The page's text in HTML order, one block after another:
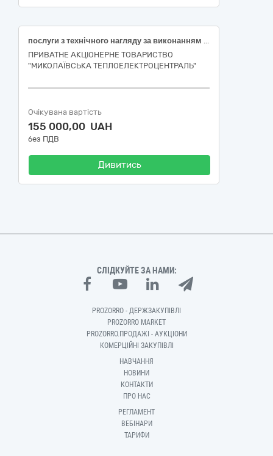
послуги з технічного нагляду за виконанням робіт по об’єкту: «Реконструкція ВРУ-35 кВ із заміною трансформатора 1Т типу ТД-31500/35 на ПрАТ «МИКОЛАЇВСЬКА ТЕЦ»
ПРИВАТНЕ АКЦІОНЕРНЕ ТОВАРИСТВО
"МИКОЛАЇВСЬКА ТЕПЛОЕЛЕКТРОЦЕНТРАЛЬ"
Очікувана вартість
155 000,00 UAH
без ПДВ
Дивитись
СЛІДКУЙТЕ ЗА НАМИ:
PROZORRO - ДЕРЖЗАКУПІВЛІ
PROZORRO MARKET
PROZORRO.ПРОДАЖІ - АУКЦІОНИ
КОМЕРЦІЙНІ ЗАКУПІВЛІ
НАВЧАННЯ
НОВИНИ
КОНТАКТИ
ПРО НАС
РЕГЛАМЕНТ
ВЕБІНАРИ
ТАРИФИ